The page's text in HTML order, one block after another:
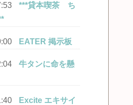
***貸本喫茶 ち
EATER 掲示板
牛タンに命を懸
Excite エキサイ